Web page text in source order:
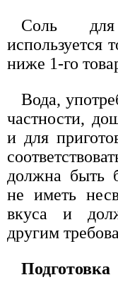
Соль
используется
ниже 1-го
Вода,
частности,
и для
должна быть
не иметь
вкуса и
другим